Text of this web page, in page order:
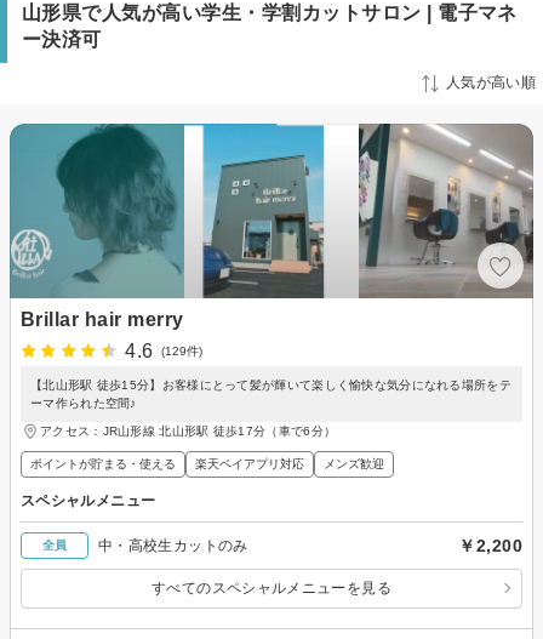
山形県で人気が高い学生・学割カットサロン | 電子マネ
ー決済可
人気が高い順
Brillar hair merry
4.6
(129件)
【北山形駅 徒歩15分】お客様にとって髪が輝いて楽しく愉快な気分になれる場所をテ
ーマ作られた空間♪
アクセス：JR山形線 北山形駅 徒歩17分（車で6分）
ポイントが貯まる・使える 楽天ペイアプリ対応 メンズ歓迎
スペシャルメニュー
全員 中・高校生カットのみ ￥2,200
すべてのスペシャルメニューを見る